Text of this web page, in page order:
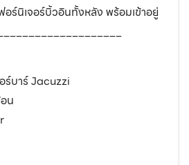
อร์นิเจอร์บิ้วอินทั้งหลัง พร้อมเข้าอยู่
ร์บาร์ Jacuzzi
น